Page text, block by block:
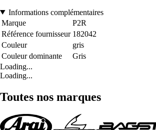
Informations complémentaires
Marque
P2R
Référence fournisseur 182042
Couleur
gris
Couleur dominante
Gris
Loading...
Loading...
Toutes nos marques